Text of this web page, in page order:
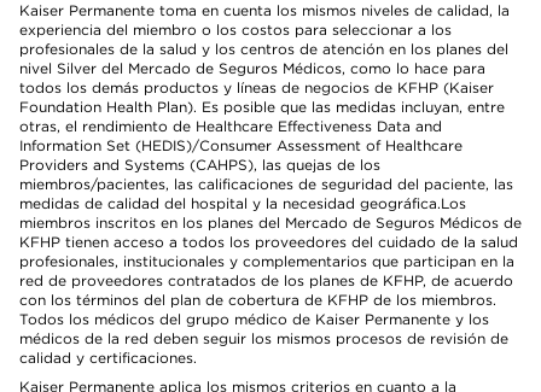
Kaiser Permanente toma en cuenta los mismos niveles de calidad, la
experiencia del miembro o los costos para seleccionar a los
profesionales de la salud y los centros de atención en los planes del
nivel Silver del Mercado de Seguros Médicos, como lo hace para
todos los demás productos y líneas de negocios de KFHP (Kaiser
Foundation Health Plan). Es posible que las medidas incluyan, entre
otras, el rendimiento de Healthcare Effectiveness Data and
Information Set (HEDIS)/Consumer Assessment of Healthcare
Providers and Systems (CAHPS), las quejas de los
miembros/pacientes, las calificaciones de seguridad del paciente, las
medidas de calidad del hospital y la necesidad geográfica.Los
miembros inscritos en los planes del Mercado de Seguros Médicos de
KFHP tienen acceso a todos los proveedores del cuidado de la salud
profesionales, institucionales y complementarios que participan en la
red de proveedores contratados de los planes de KFHP, de acuerdo
con los términos del plan de cobertura de KFHP de los miembros.
Todos los médicos del grupo médico de Kaiser Permanente y los
médicos de la red deben seguir los mismos procesos de revisión de
calidad y certificaciones.
Kaiser Permanente aplica los mismos criterios en cuanto a la